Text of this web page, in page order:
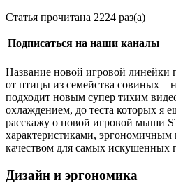
Статья прочитана 2224 раз(а)
Подписаться на наши каналы
Название новой игровой линейки
от птицы из семейства совиных –
подходит новым супер тихим
охлаждением, до теста которых я
расскажу о новой игровой мыши
характеристиками,
качеством для самых искушенных
Дизайн и эргономика